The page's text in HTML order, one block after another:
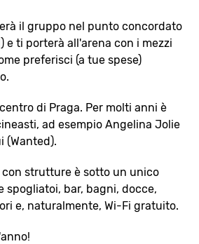
il gruppo nel punto concordato
e ti porterà all'arena con i mezzi
preferisci (a tue spese)
di Praga. Per molti anni è
ad esempio Angelina Jolie
(Wanted).
con strutture è sotto un unico
spogliatoi, bar, bagni, docce,
e, naturalmente, Wi-Fi gratuito.